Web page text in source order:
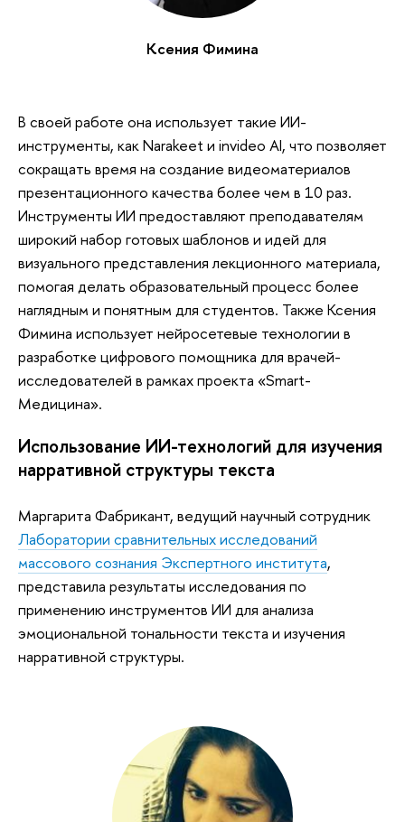
Ксения Фимина
В своей работе она использует такие ИИ-
инструменты, как Narakeet и invideo AI, что позволяет
сокращать время на создание видеоматериалов
презентационного качества более чем в 10 раз.
Инструменты ИИ предоставляют преподавателям
широкий набор готовых шаблонов и идей для
визуального представления лекционного материала,
помогая делать образовательный процесс более
наглядным и понятным для студентов. Также Ксения
Фимина использует нейросетевые технологии в
разработке цифрового помощника для врачей-
исследователей в рамках проекта «Smart-
Медицина».
Использование ИИ-технологий для изучения
нарративной структуры текста
Маргарита Фабрикант, ведущий научный сотрудник
Лаборатории сравнительных исследований
массового сознания Экспертного института,
представила результаты исследования по
применению инструментов ИИ для анализа
эмоциональной тональности текста и изучения
нарративной структуры.